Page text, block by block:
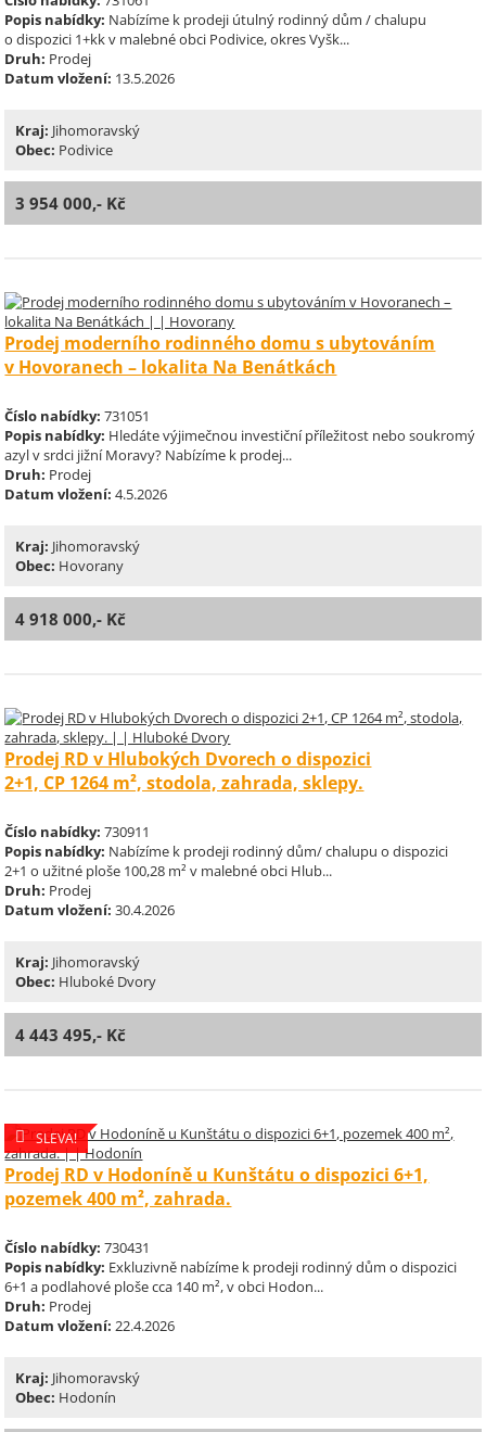
Popis nabídky: Nabízíme k prodeji útulný rodinný dům / chalupu
o dispozici 1+kk v malebné obci Podivice, okres Vyšk...
Druh: Prodej
Datum vložení: 13.5.2026
Kraj: Jihomoravský
Obec: Podivice
3 954 000,- Kč
Prodej moderního rodinného domu s ubytováním
v Hovoranech – lokalita Na Benátkách
Číslo nabídky: 731051
Popis nabídky: Hledáte výjimečnou investiční příležitost nebo soukromý
azyl v srdci jižní Moravy? Nabízíme k prodej...
Druh: Prodej
Datum vložení: 4.5.2026
Kraj: Jihomoravský
Obec: Hovorany
4 918 000,- Kč
Prodej RD v Hlubokých Dvorech o dispozici
2+1, CP 1264 m², stodola, zahrada, sklepy.
Číslo nabídky: 730911
Popis nabídky: Nabízíme k prodeji rodinný dům/ chalupu o dispozici
2+1 o užitné ploše 100,28 m² v malebné obci Hlub...
Druh: Prodej
Datum vložení: 30.4.2026
Kraj: Jihomoravský
Obec: Hluboké Dvory
4 443 495,- Kč
SLEVA!
Prodej RD v Hodoníně u Kunštátu o dispozici 6+1,
pozemek 400 m², zahrada.
Číslo nabídky: 730431
Popis nabídky: Exkluzivně nabízíme k prodeji rodinný dům o dispozici
6+1 a podlahové ploše cca 140 m², v obci Hodon...
Druh: Prodej
Datum vložení: 22.4.2026
Kraj: Jihomoravský
Obec: Hodonín